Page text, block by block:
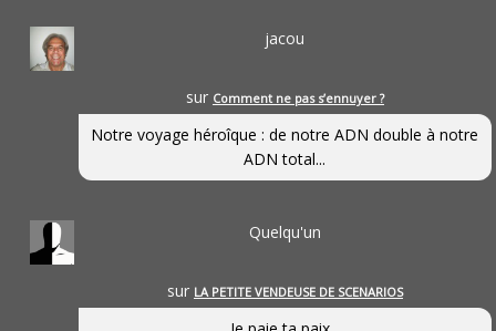
jacou
sur Comment ne pas s’ennuyer ?
Notre voyage héroîque : de notre ADN double à notre
ADN total...
Quelqu'un
sur LA PETITE VENDEUSE DE SCENARIOS